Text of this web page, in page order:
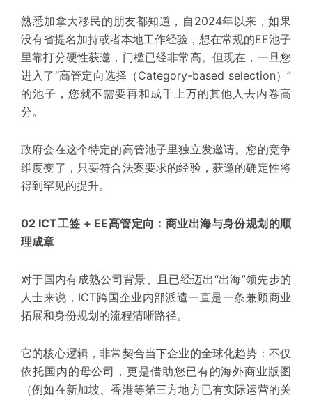
熟悉加拿大移民的朋友都知道，自2024年以来，如果
没有省提名加持或者本地工作经验，想在常规的EE池子
里靠打分硬性获邀，门槛已经非常高。但现在，一旦您
进入了“高管定向选择（Category-based selection）”
的池子，您就不需要再和成千上万的其他人去内卷高
分。
政府会在这个特定的高管池子里独立发邀请。您的竞争
维度变了，只要符合法案要求的经验，获邀的确定性将
得到罕见的提升。
02 ICT工签 + EE高管定向：商业出海与身份规划的顺
理成章
对于国内有成熟公司背景、且已经迈出“出海”领先步的
人士来说，ICT跨国企业内部派遣一直是一条兼顾商业
拓展和身份规划的流程清晰路径。
它的核心逻辑，非常契合当下企业的全球化趋势：不仅
依托国内的母公司，更是借助您已有的海外商业版图
（例如在新加坡、香港等第三方地方已有实际运营的关